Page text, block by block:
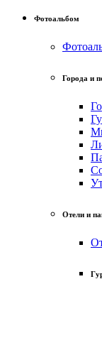
Фотоальбом
Города и
Отели и